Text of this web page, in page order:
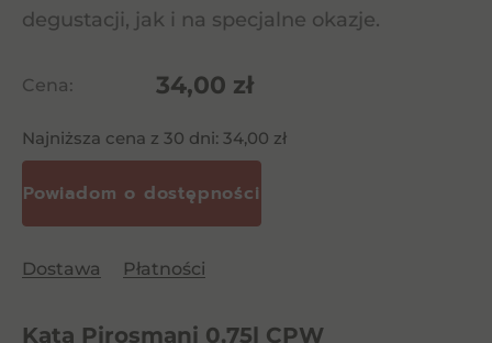
degustacji, jak i na specjalne okazje.
Cena: 34,00 zł
Najniższa cena z 30 dni: 34,00 zł
Dostawa Płatności
Kata Pirosmani 0,75l CPW